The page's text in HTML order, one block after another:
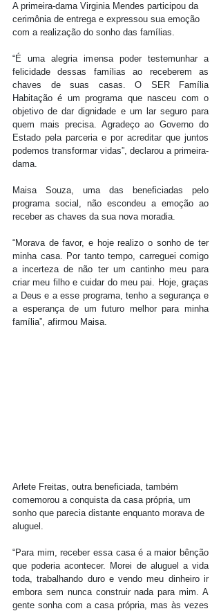
A primeira-dama Virginia Mendes participou da
cerimônia de entrega e expressou sua emoção
com a realização do sonho das famílias.
“É uma alegria imensa poder testemunhar a
felicidade dessas famílias ao receberem as
chaves de suas casas. O SER Família
Habitação é um programa que nasceu com o
objetivo de dar dignidade e um lar seguro para
quem mais precisa. Agradeço ao Governo do
Estado pela parceria e por acreditar que juntos
podemos transformar vidas”, declarou a primeira-
dama.
Maisa Souza, uma das beneficiadas pelo
programa social, não escondeu a emoção ao
receber as chaves da sua nova moradia.
“Morava de favor, e hoje realizo o sonho de ter
minha casa. Por tanto tempo, carreguei comigo
a incerteza de não ter um cantinho meu para
criar meu filho e cuidar do meu pai. Hoje, graças
a Deus e a esse programa, tenho a segurança e
a esperança de um futuro melhor para minha
família”, afirmou Maisa.
Arlete Freitas, outra beneficiada, também
comemorou a conquista da casa própria, um
sonho que parecia distante enquanto morava de
aluguel.
“Para mim, receber essa casa é a maior bênção
que poderia acontecer. Morei de aluguel a vida
toda, trabalhando duro e vendo meu dinheiro ir
embora sem nunca construir nada para mim. A
gente sonha com a casa própria, mas às vezes